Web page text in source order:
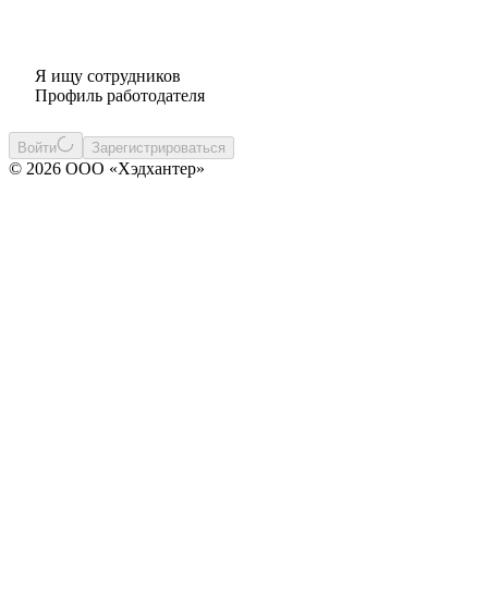
Я ищу сотрудников
Профиль работодателя
Войти Зарегистрироваться
© 2026 ООО «Хэдхантер»